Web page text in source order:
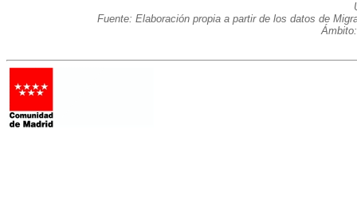
Fuente: Elaboración propia a partir de los datos de